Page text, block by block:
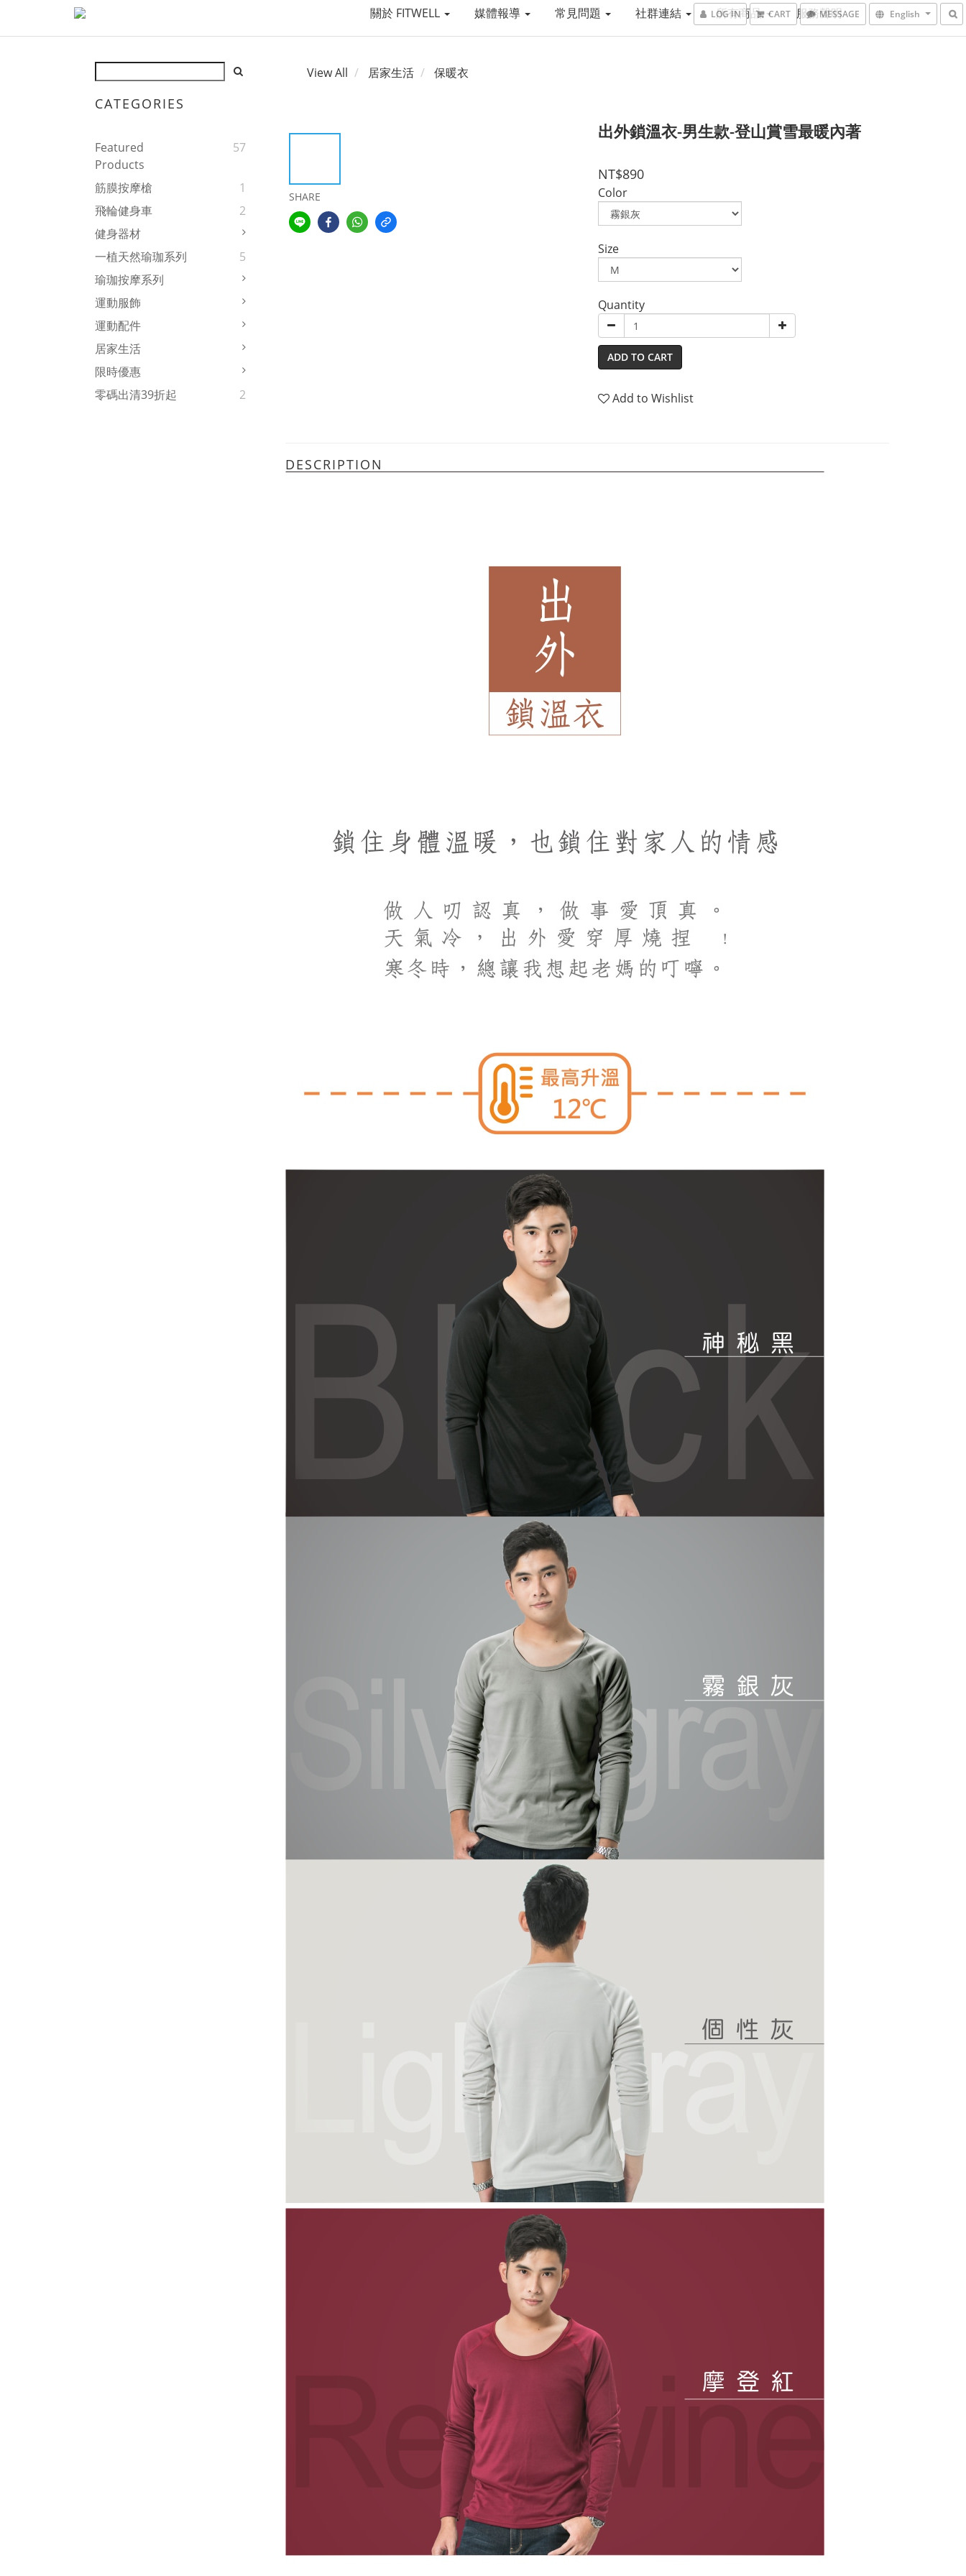
LOG IN CART MESSAGE English
關於 FITWELL 媒體報導 常見問題 社群連結 所有商品 服務聲明
CATEGORIES
Featured
Products
57
筋膜按摩槍
1
飛輪健身車
2
健身器材
一植天然瑜珈系列
5
瑜珈按摩系列
運動服飾
運動配件
居家生活
限時優惠
零碼出清39折起
2
View All 居家生活 保暖衣
SHARE
出外鎖溫衣-男生款-登山賞雪最暖內著
NT$890
Color
Size
Quantity
ADD TO CART
Add to Wishlist
DESCRIPTION